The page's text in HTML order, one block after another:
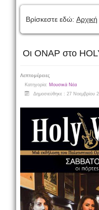
Βρίσκεστε εδώ: Αρχική
Οι ΟΝΑΡ στο
Λεπτομέρειες
Κατηγορία: Μουσικά Νέα
Δημοσιεύθηκε : 27 Νοεμβρίου